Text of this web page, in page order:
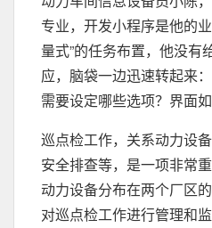
专业，开发小程序是他的
量式”的任务布置，他没有
应，脑袋一边迅速转起来
需要设定哪些选项？界面
巡点检工作，关系动力设
安全排查等，是一项非常
动力设备分布在两个厂区
对巡点检工作进行管理和